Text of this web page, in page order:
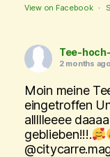
View on Facebook ·
Tee-
2 months ago
Moin meine
eingetroffen
allllleeee
geblieben!!!.